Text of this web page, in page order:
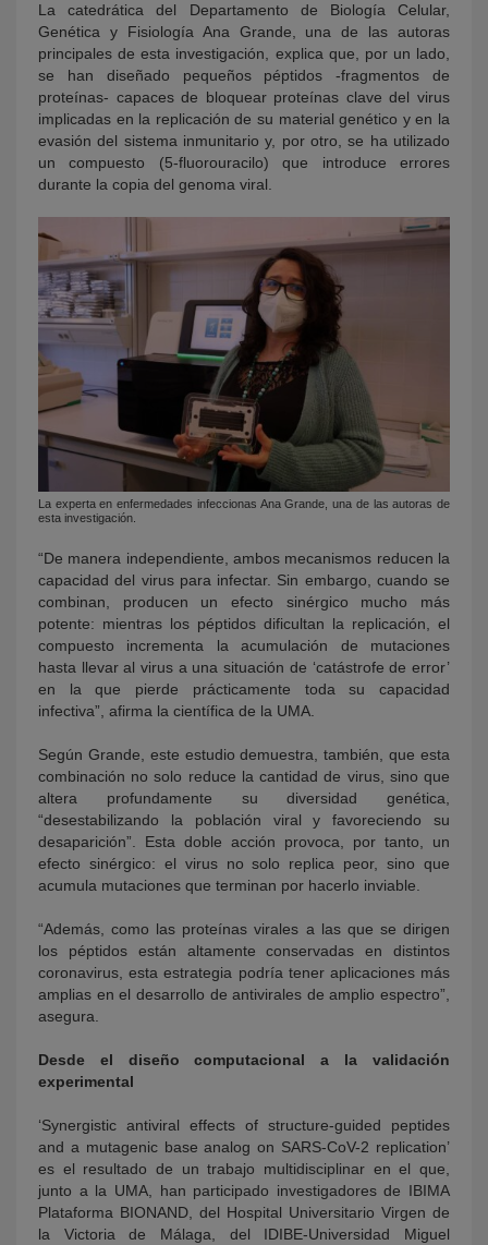
La catedrática del Departamento de Biología Celular,
Genética y Fisiología Ana Grande, una de las autoras
principales de esta investigación, explica que, por un lado,
se han diseñado pequeños péptidos -fragmentos de
proteínas- capaces de bloquear proteínas clave del virus
implicadas en la replicación de su material genético y en la
evasión del sistema inmunitario y, por otro, se ha utilizado
un compuesto (5-fluorouracilo) que introduce errores
durante la copia del genoma viral.
La experta en enfermedades infeccionas Ana Grande, una de las autoras de
esta investigación.
“De manera independiente, ambos mecanismos reducen la
capacidad del virus para infectar. Sin embargo, cuando se
combinan, producen un efecto sinérgico mucho más
potente: mientras los péptidos dificultan la replicación, el
compuesto incrementa la acumulación de mutaciones
hasta llevar al virus a una situación de ‘catástrofe de error’
en la que pierde prácticamente toda su capacidad
infectiva”, afirma la científica de la UMA.
Según Grande, este estudio demuestra, también, que esta
combinación no solo reduce la cantidad de virus, sino que
altera profundamente su diversidad genética,
“desestabilizando la población viral y favoreciendo su
desaparición”. Esta doble acción provoca, por tanto, un
efecto sinérgico: el virus no solo replica peor, sino que
acumula mutaciones que terminan por hacerlo inviable.
“Además, como las proteínas virales a las que se dirigen
los péptidos están altamente conservadas en distintos
coronavirus, esta estrategia podría tener aplicaciones más
amplias en el desarrollo de antivirales de amplio espectro”,
asegura.
Desde el diseño computacional a la validación
experimental
‘Synergistic antiviral effects of structure-guided peptides
and a mutagenic base analog on SARS-CoV-2 replication’
es el resultado de un trabajo multidisciplinar en el que,
junto a la UMA, han participado investigadores de IBIMA
Plataforma BIONAND, del Hospital Universitario Virgen de
la Victoria de Málaga, del IDIBE-Universidad Miguel